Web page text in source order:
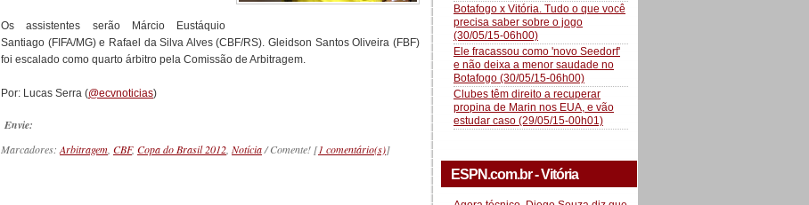
Os assistentes serão Márcio Eustáquio
Santiago (FIFA/MG) e Rafael da Silva Alves (CBF/RS). Gleidson Santos Oliveira (FBF)
foi escalado como quarto árbitro pela Comissão de Arbitragem.
Por: Lucas Serra (@ecvnoticias)
Envie:
Marcadores: Arbitragem CBF, Copa do Brasil 2012 Notícia/ Comente! [1 comentário(s)]
Botafogo x Vitória. Tudo o que você
precisa saber sobre o jogo
(30/05/15-06h00)
Ele fracassou como 'novo Seedorf'
e não deixa a menor saudade no
Botafogo (30/05/15-06h00)
Clubes têm direito a recuperar
propina de Marin nos EUA, e vão
estudar caso (29/05/15-00h01)
ESPN.com.br - Vitória